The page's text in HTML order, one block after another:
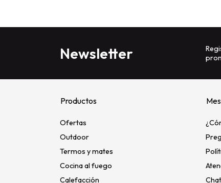
Newsletter
Productos
Ofertas
Outdoor
Termos y mates
Cocina al fuego
Calefacción